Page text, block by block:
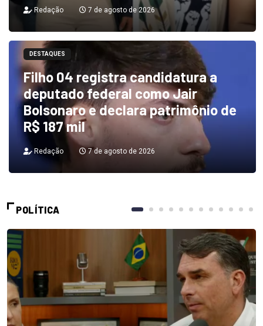
Redação 7 de agosto de 2026
DESTAQUES
Filho 04 registra candidatura a
deputado federal como Jair
Bolsonaro e declara patrimônio de
R$ 187 mil
Redação 7 de agosto de 2026
POLÍTICA